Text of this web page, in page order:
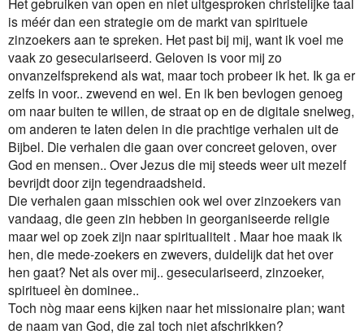
is méér dan een strategie om de markt van spirituele
zinzoekers aan te spreken. Het past bij mij, want ik voel me
vaak zo geseculariseerd. Geloven is voor mij zo
onvanzelfsprekend als wat, maar toch probeer ik het. Ik ga er
zelfs in voor.. zwevend en wel. En ik ben bevlogen genoeg
om naar buiten te willen, de straat op en de digitale snelweg,
om anderen te laten delen in die prachtige verhalen uit de
Bijbel. Die verhalen die gaan over concreet geloven, over
God en mensen.. Over Jezus die mij steeds weer uit mezelf
bevrijdt door zijn tegendraadsheid.
Die verhalen gaan misschien ook wel over zinzoekers van
vandaag, die geen zin hebben in georganiseerde religie
maar wel op zoek zijn naar spiritualiteit . Maar hoe maak ik
hen, die mede-zoekers en zwevers, duidelijk dat het over
hen gaat? Net als over mij.. geseculariseerd, zinzoeker,
spiritueel èn dominee..
Toch nòg maar eens kijken naar het missionaire plan; want
de naam van God, die zal toch niet afschrikken?